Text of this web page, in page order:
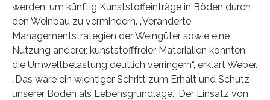
werden, um künftig Kunststoffeinträge in Böden durch
den Weinbau zu vermindern. „Veränderte
Managementstrategien der Weingüter sowie eine
Nutzung anderer, kunststofffreier Materialien könnten
die Umweltbelastung deutlich verringern“, erklärt Weber.
„Das wäre ein wichtiger Schritt zum Erhalt und Schutz
unserer Böden als Lebensgrundlage.“ Der Einsatz von